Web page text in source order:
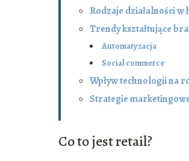
Rodzaje działalności
Trendy kształtujące
Automatyzacja
Social commerce
Wpływ technologii na
Strategie
Co to jest retail?